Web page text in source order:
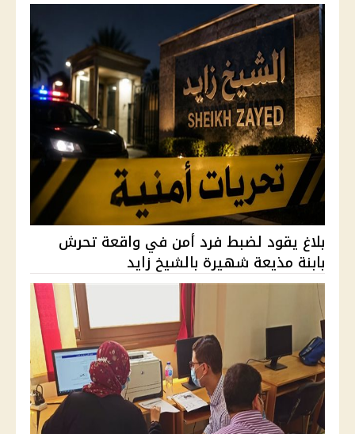
بلاغ يقود لضبط فرد أمن في واقعة تحرش
بابنة مذيعة شهيرة بالشيخ زايد